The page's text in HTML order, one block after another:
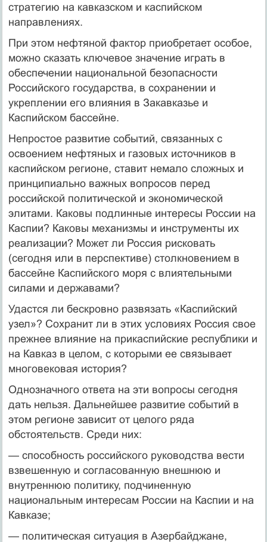
стратегию на кавказском и каспийском
направлениях.
При этом нефтяной фактор приобретает особое,
можно сказать ключевое значение играть в
обеспечении национальной безопасности
Российского государства, в сохранении и
укреплении его влияния в Закавказье и
Каспийском бассейне.
Непростое развитие событий, связанных с
освоением нефтяных и газовых источников в
каспийском регионе, ставит немало сложных и
принципиально важных вопросов перед
российской политической и экономической
элитами. Каковы подлинные интересы России на
Каспии? Каковы механизмы и инструменты их
реализации? Может ли Россия рисковать
(сегодня или в перспективе) столкновением в
бассейне Каспийского моря с влиятельными
силами и державами?
Удастся ли бескровно развязать «Каспийский
узел»? Сохранит ли в этих условиях Россия свое
прежнее влияние на прикаспийские республики и
на Кавказ в целом, с которыми ее связывает
многовековая история?
Однозначного ответа на эти вопросы сегодня
дать нельзя. Дальнейшее развитие событий в
этом регионе зависит от целого ряда
обстоятельств. Среди них:
— способность российского руководства вести
взвешенную и согласованную внешнюю и
внутреннюю политику, подчиненную
национальным интересам России на Каспии и на
Кавказе;
— политическая ситуация в Азербайджане,